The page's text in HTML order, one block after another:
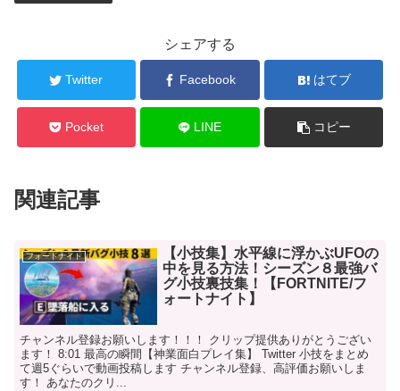
シェアする
Twitter Facebook はてブ
Pocket LINE コピー
関連記事
フォートナイト
【小技集】水平線に浮かぶUFOの
中を見る方法！シーズン８最強バ
グ小技裏技集！【FORTNITE/フ
ォートナイト】
チャンネル登録お願いします！！！ クリップ提供ありがとうござい
ます！ 8:01 最高の瞬間【神業面白プレイ集】 Twitter 小技をまとめ
て週5ぐらいで動画投稿します チャンネル登録、高評価お願いしま
す！ あなたのクリ...